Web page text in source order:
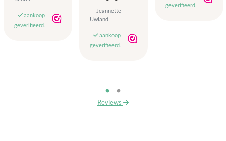
aankoop
geverifieerd.
Jeannette
Uwland
aankoop
geverifieerd.
geverifieerd.
Reviews